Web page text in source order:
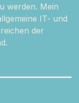
werden. Mein
IT- und
der